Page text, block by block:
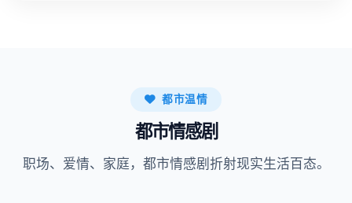
都市温情
都市情感剧
职场、爱情、家庭，都市情感剧折射现实生活百态。